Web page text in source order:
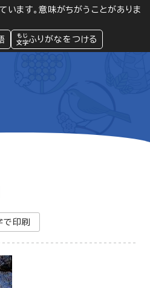
います。意味がちがうことがありま
ふりがなをつける
閲覧支援
緊急情報
で印刷